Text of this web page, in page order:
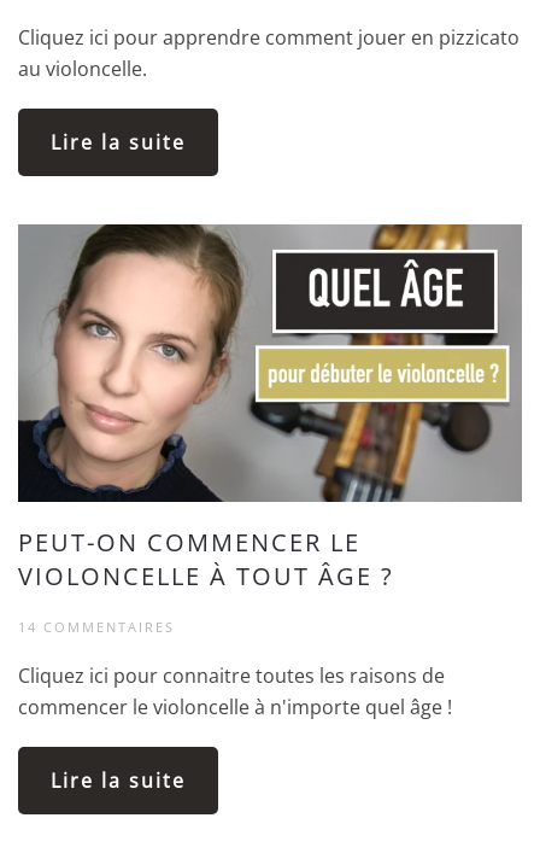
Cliquez ici pour apprendre comment jouer en pizzicato
au violoncelle.
Lire la suite
PEUT-ON COMMENCER LE
VIOLONCELLE À TOUT ÂGE ?
14 COMMENTAIRES
Cliquez ici pour connaitre toutes les raisons de
commencer le violoncelle à n'importe quel âge !
Lire la suite